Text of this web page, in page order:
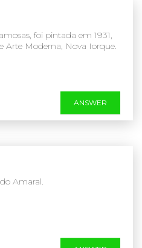
foi pintada em 1931,
Arte Moderna, Nova Iorque.
ANSWER
Amaral.